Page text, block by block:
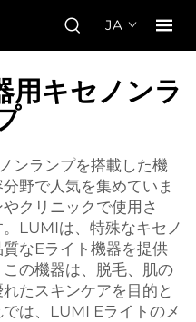
JA
用キセノンラ
ンランプを搭載した機
野で人気を集めていま
クリニックで使用さ
LUMIは、特殊なキセノ
なEライト機器を提供
の機器は、脱毛、肌の
たスキンケアを目的と
は、LUMI Eライトのメ